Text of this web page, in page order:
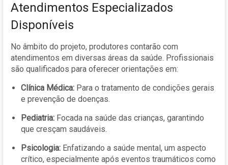
Atendimentos Especializados
Disponíveis
No âmbito do projeto, produtores contarão com
atendimentos em diversas áreas da saúde. Profissionais
são qualificados para oferecer orientações em:
Clínica Médica: Para o tratamento de condições gerais
e prevenção de doenças.
Pediatria: Focada na saúde das crianças, garantindo
que cresçam saudáveis.
Psicologia: Enfatizando a saúde mental, um aspecto
crítico, especialmente após eventos traumáticos como